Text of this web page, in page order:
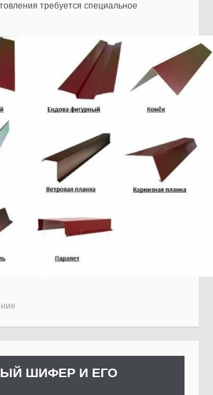
требуется специальное
ШИФЕР И ЕГО